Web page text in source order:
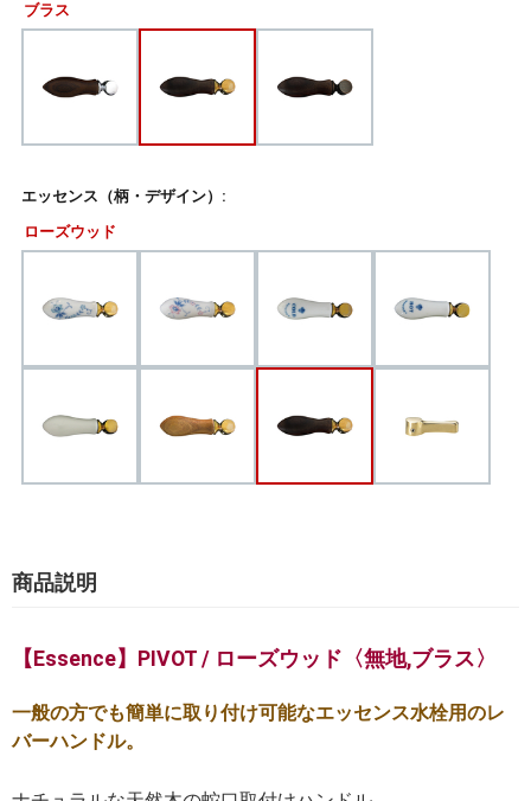
ブラス
エッセンス（柄・デザイン）:
ローズウッド
商品説明
【Essence】PIVOT / ローズウッド〈無地,ブラス〉
一般の方でも簡単に取り付け可能なエッセンス水栓用のレ
バーハンドル。